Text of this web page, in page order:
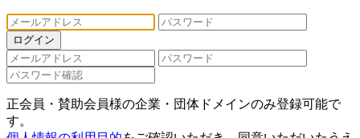
ログイン
正会員・賛助会員様の企業・団体ドメインのみ登録可能で
す。